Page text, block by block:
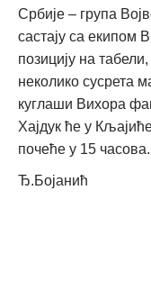
Србије – група
састају са екипом
позицију на
неколико сусрета
куглаши Вихора
Хајдук ће у
почеће у 15 часова.
Ђ.Бојанић